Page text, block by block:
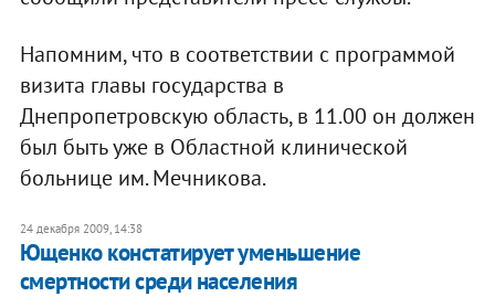
Напомним, что в соответствии с программой
визита главы государства в
Днепропетровскую область, в 11.00 он должен
был быть уже в Областной клинической
больнице им. Мечникова.
24 декабря 2009, 14:38
Ющенко констатирует уменьшение
смертности среди населения